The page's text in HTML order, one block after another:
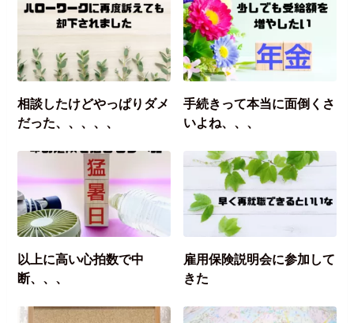
相談したけどやっぱりダメ
だった、、、、、
手続きって本当に面倒くさ
いよね、、、
以上に高い心拍数で中
断、、、
雇用保険説明会に参加して
きた